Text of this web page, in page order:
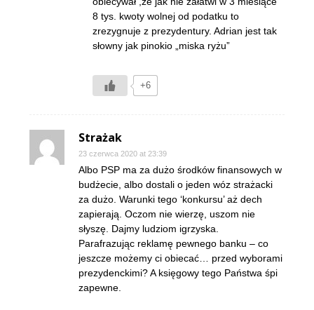
8 tys. kwoty wolnej od podatku to
zrezygnuje z prezydentury. Adrian jest tak
słowny jak pinokio „miska ryżu”
+6
Strażak
23 czerwca 2020 at 23:39
Albo PSP ma za dużo środków finansowych w
budżecie, albo dostali o jeden wóz strażacki
za dużo. Warunki tego ‘konkursu’ aż dech
zapierają. Oczom nie wierzę, uszom nie
słyszę. Dajmy ludziom igrzyska.
Parafrazując reklamę pewnego banku – co
jeszcze możemy ci obiecać… przed wyborami
prezydenckimi? A księgowy tego Państwa śpi
zapewne.